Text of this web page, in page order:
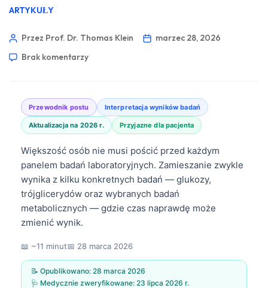
ARTYKUŁY
Przez Prof. Dr. Thomas Klein
marzec 28, 2026
Brak komentarzy
Przewodnik postu Interpretacja wyników badań
Aktualizacja na 2026 r. Przyjazne dla pacjenta
Większość osób nie musi pościć przed każdym
panelem badań laboratoryjnych. Zamieszanie zwykle
wynika z kilku konkretnych badań — glukozy,
trójglicerydów oraz wybranych badań
metabolicznych — gdzie czas naprawdę może
zmienić wynik.
📖 ~11 minut📅 28 marca 2026
📝 Opublikowano: 28 marca 2026
🩺 Medycznie zweryfikowane: 23 lipca 2026 r.